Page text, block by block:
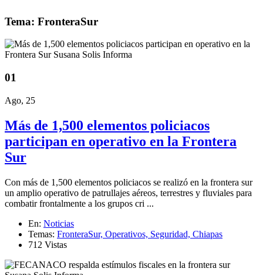
Tema: FronteraSur
01
Ago, 25
Más de 1,500 elementos policiacos
participan en operativo en la Frontera
Sur
Con más de 1,500 elementos policiacos se realizó en la frontera sur
un amplio operativo de patrullajes aéreos, terrestres y fluviales para
combatir frontalmente a los grupos cri ...
En: Noticias
Temas: FronteraSur, Operativos, Seguridad, Chiapas
712 Vistas